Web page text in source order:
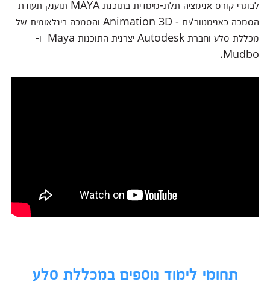
לבוגרי קורס אנימציה תלת-מימדית בתוכנת MAYA תוענק תעודת
הסמכה כאנימטור/ית - Animation 3D והסמכה בינלאומית של
מכללת סלע וחברת Autodesk יצרנית התוכנות Maya ו-
Mudbo.
תחומי לימוד נוספים במכללת סלע